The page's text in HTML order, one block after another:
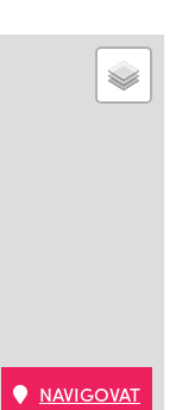
NAVIGOVAT